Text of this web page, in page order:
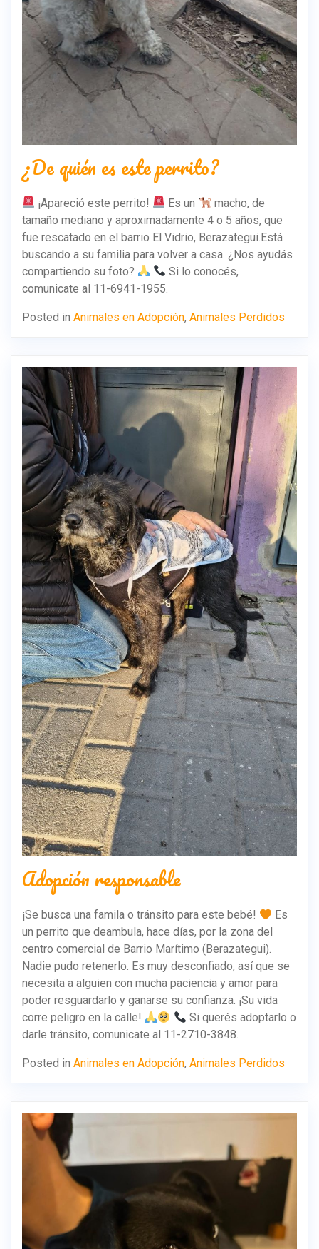
¿De quién es este perrito?
¡Apareció este perrito! Es un
macho, de
tamaño mediano y aproximadamente 4 o 5 años, que
fue rescatado en el barrio El Vidrio, Berazategui.Está
buscando a su familia para volver a casa. ¿Nos ayudás
compartiendo su foto?
Si lo conocés,
comunicate al 11-6941-1955.
Posted in Animales en Adopción, Animales Perdidos
Adopción responsable
¡Se busca una famila o tránsito para este bebé!
Es
un perrito que deambula, hace días, por la zona del
centro comercial de Barrio Marítimo (Berazategui).
Nadie pudo retenerlo. Es muy desconfiado, así que se
necesita a alguien con mucha paciencia y amor para
poder resguardarlo y ganarse su confianza. ¡Su vida
corre peligro en la calle!
Si querés adoptarlo o
darle tránsito, comunicate al 11-2710-3848.
Posted in Animales en Adopción, Animales Perdidos